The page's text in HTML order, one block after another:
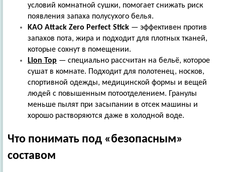
условий комнатной сушки, помогает снижать риск
появления запаха полусухого белья.
KAO Attack Zero Perfect Stick — эффективен против
запахов пота, жира и подходит для плотных тканей,
которые сохнут в помещении.
Lion Top — специально рассчитан на бельё, которое
сушат в комнате. Подходит для полотенец, носков,
спортивной одежды, медицинской формы и вещей
людей с повышенным потоотделением. Гранулы
меньше пылят при засыпании в отсек машины и
хорошо растворяются даже в холодной воде.
Что понимать под «безопасным»
составом